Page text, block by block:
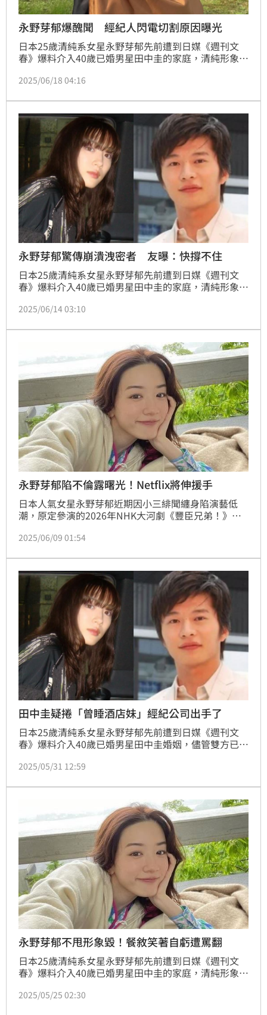
永野芽郁爆醜聞 經紀人閃電切割原因曝光
日本25歲清純系女星永野芽郁先前遭到日媒《週刊文
春》爆料介入40歲已婚男星田中圭的家庭，清純形象一
一連串的照片與對話紀錄曝光，讓輿論質疑聲不斷。近
她大受打擊。林汝珊
2025/06/18 04:16
永野芽郁驚傳崩潰洩密者 友曝：快撐不住
日本25歲清純系女星永野芽郁先前遭到日媒《週刊文
春》爆料介入40歲已婚男星田中圭的家庭，清純形象一
一連串的照片與對話紀錄曝光，讓輿論質疑聲不斷。
2025/06/14 03:10
永野芽郁陷不倫露曙光！Netflix將伸援手
日本人氣女星永野芽郁近期因小三緋聞纏身陷演藝低
潮，原定參演的2026年NHK大河劇《豐臣兄弟！》宣
中止合作，事業幾乎全面停擺。不過據日媒報導，影視
作，為她鋪路復出。
2025/06/09 01:54
田中圭疑捲「曾睡酒店妹」經紀公司出手了
日本25歲清純系女星永野芽郁先前遭到日媒《週刊文
春》爆料介入40歲已婚男星田中圭婚姻，儘管雙方已否
而田中圭近日又被爆出曾與酒店妹有染，引起熱議。林
2025/05/31 12:59
永野芽郁不甩形象毀！餐敘笑著自虧遭罵翻
日本25歲清純系女星永野芽郁先前遭到日媒《週刊文
春》爆料介入40歲已婚男星田中圭的家庭，清純形象一
認戀情，但風波持續延燒，使她形象大受影響，不僅10
2025/05/25 02:30